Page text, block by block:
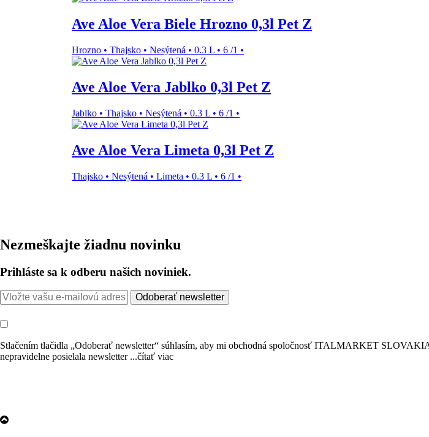
Ave Aloe Vera Biele Hrozno 0,3l Pet Z
Hrozno • Thajsko • Nesýtená • 0.3 L • 6 /1 •
Ave Aloe Vera Jablko 0,3l Pet Z
Jablko • Thajsko • Nesýtená • 0.3 L • 6 /1 •
Ave Aloe Vera Limeta 0,3l Pet Z
Thajsko • Nesýtená • Limeta • 0.3 L • 6 /1 •
Nezmeškajte žiadnu novinku
Prihláste sa k odberu našich noviniek.
Odoberať newsletter
Stlačením tlačidla „Odoberať newsletter“ súhlasím, aby mi obchodná spoločnosť ITALMARKET
nepravidelne posielala newsletter ...čítať viac